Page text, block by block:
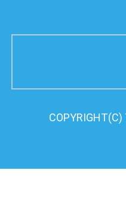
COPYRIGHT(C)